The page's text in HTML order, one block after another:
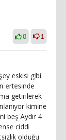
0 1
eskisi gibi
ertesinde
getirilerek
kimine
beş Aydır 4
ciddi
olduğu